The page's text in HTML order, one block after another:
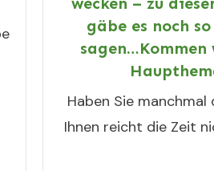
gäbe es noch
sagen…Kommen
Haben Sie manchmal
Ihnen reicht die Zeit